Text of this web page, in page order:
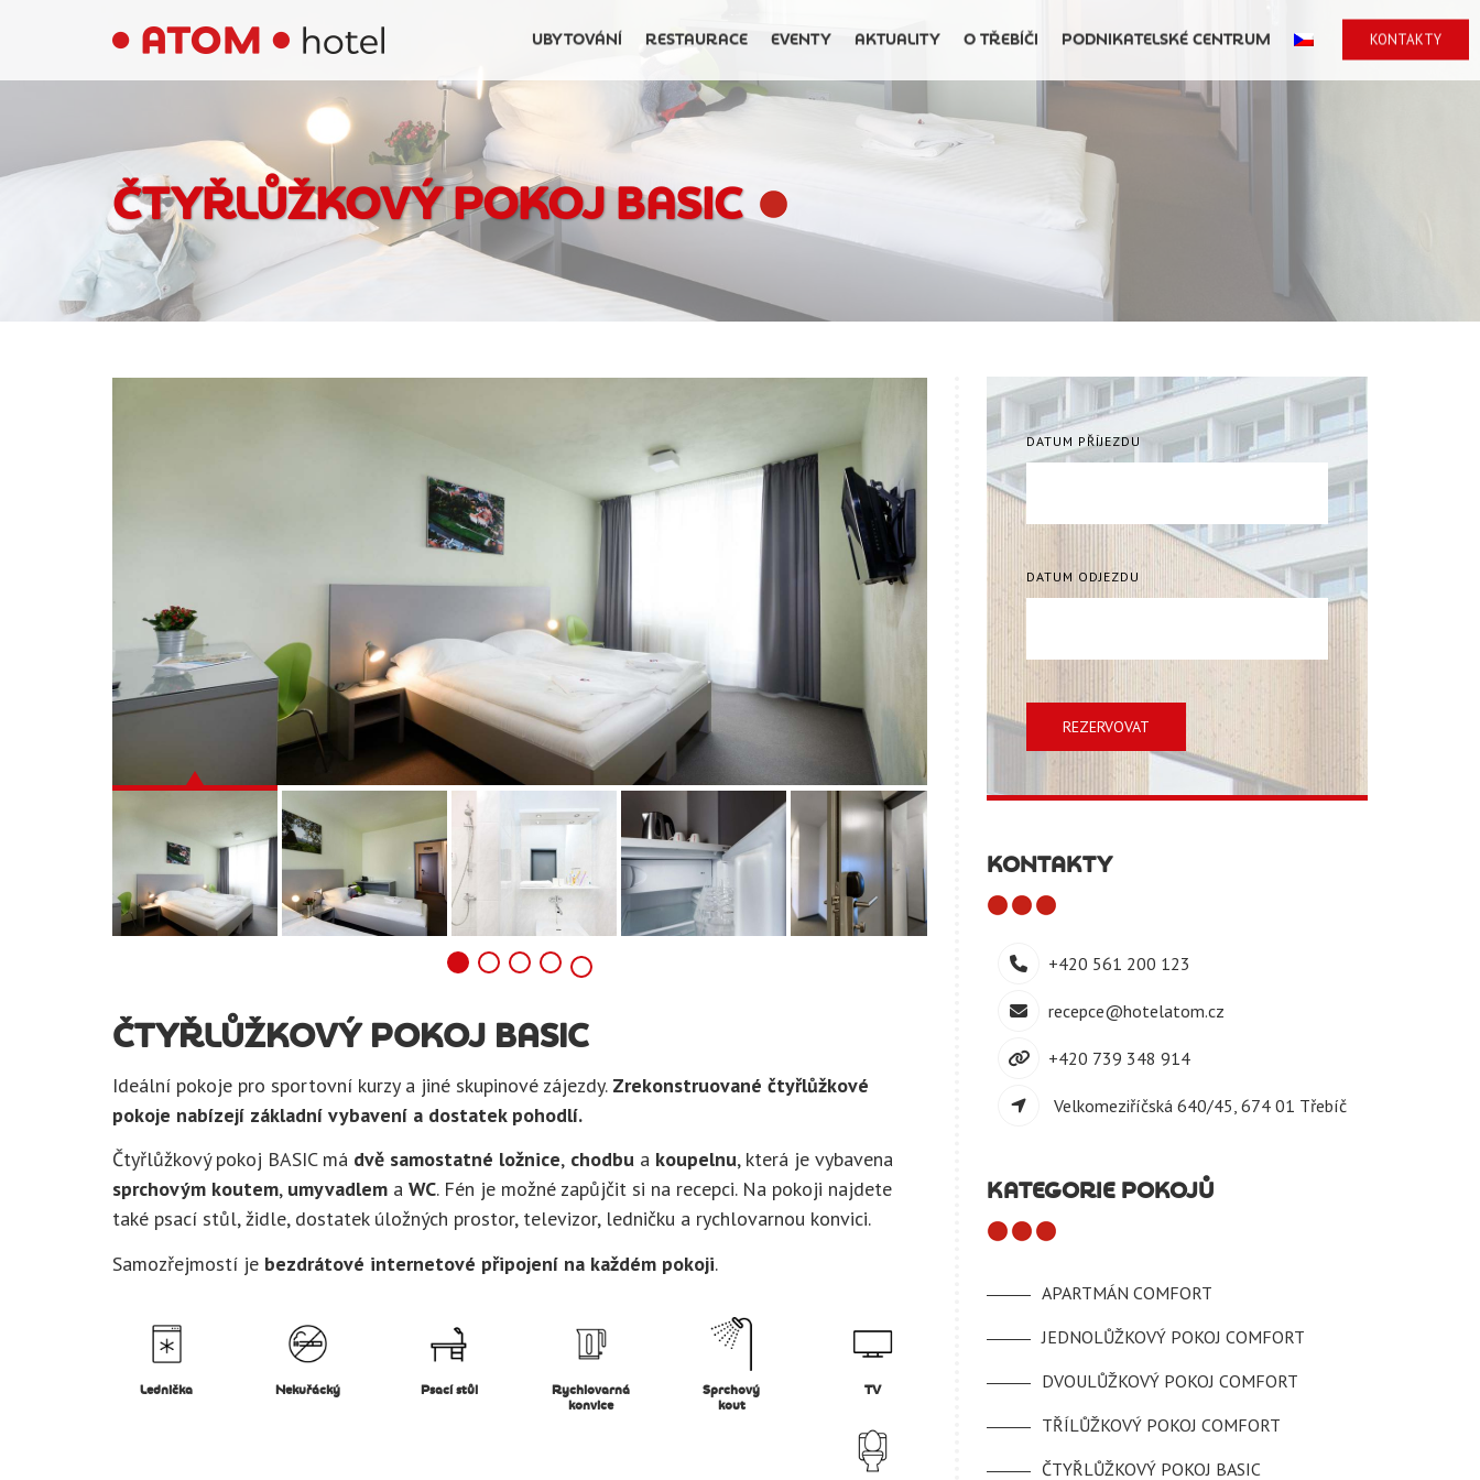
UBYTOVÁNÍ RESTAURACE EVENTY AKTUALITY O TŘEBÍČI PODNIKATELSKÉ CENTRUM KONTAKTY
ČTYŘLŮŽKOVÝ POKOJ BASIC
ČTYŘLŮŽKOVÝ POKOJ BASIC
Ideální pokoje pro sportovní kurzy a jiné skupinové zájezdy. Zrekonstruované čtyřlůžkové
pokoje nabízejí základní vybavení a dostatek pohodlí.
Čtyřlůžkový pokoj BASIC má dvě samostatné ložnice, chodbu a koupelnu, která je vybavena
sprchovým koutem, umyvadlem a WC. Fén je možné zapůjčit si na recepci. Na pokoji najdete
také psací stůl, židle, dostatek úložných prostor, televizor, ledničku a rychlovarnou konvici.
Samozřejmostí je bezdrátové internetové připojení na každém pokoji.
Lednička Nekuřácký Psací stůl
Rychlovarná
konvice
Sprchový
kout
TV
DATUM PŘÍJEZDU
DATUM ODJEZDU
REZERVOVAT
KONTAKTY
+420 561 200 123
recepce@hotelatom.cz
+420 739 348 914
Velkomeziříčská 640/45, 674 01 Třebíč
KATEGORIE POKOJŮ
APARTMÁN COMFORT
JEDNOLŮŽKOVÝ POKOJ COMFORT
DVOULŮŽKOVÝ POKOJ COMFORT
TŘÍLŮŽKOVÝ POKOJ COMFORT
ČTYŘLŮŽKOVÝ POKOJ BASIC